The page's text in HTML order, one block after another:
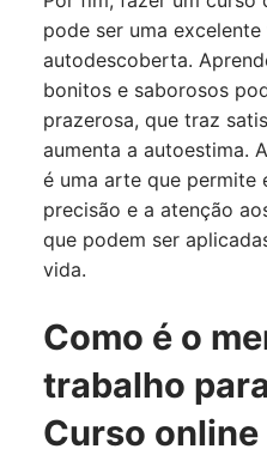
pode ser uma
autodescoberta.
bonitos e saborosos
prazerosa, que traz
aumenta a autoestima.
é uma arte que permite
precisão e a atenção
que podem ser
vida.
Como é o
trabalho
Curso